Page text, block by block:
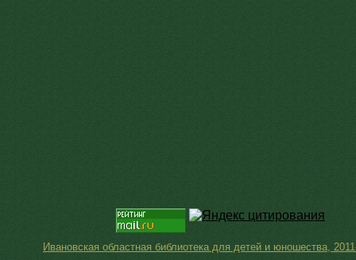
Ивановская областная библиотека для детей и юношества,